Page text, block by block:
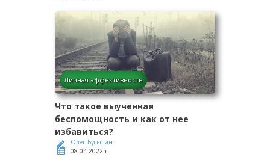
Личная эффективность
Что такое выученная
беспомощность и как от нее
избавиться?
Олег Бусыгин
08.04.2022 г.